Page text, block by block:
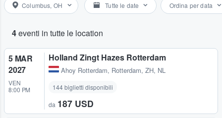
Columbus, OH Tutte le date Ordina per data
4eventi in tutte le location
5 MAR
2027
VEN
8:00 PM
Holland Zingt Hazes Rotterdam
Ahoy Rotterdam, Rotterdam, ZH, NL
144 biglietti disponibili
da 187 USD